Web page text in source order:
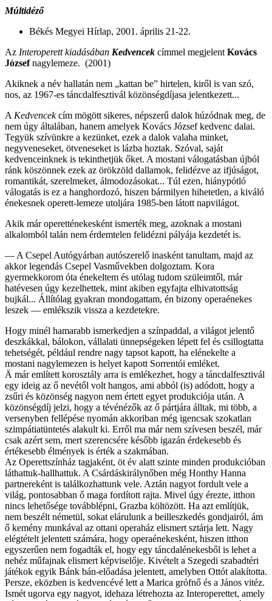
Múltidéző
Békés Megyei Hírlap, 2001. április 21-22.
Az Interoperett kiadásában Kedvencek címmel megjelent Kovács
Józsefnagylemeze. (2001)
Akiknek a név hallatán nem „kattan be” hirtelen, kiről is van szó,
nos, az 1967-es táncdalfesztivál közönségdíjasa jelentkezett...
A Kedvencekcím mögött sikeres, népszerű dalok húzódnak meg, de
nem úgy általában, hanem amelyek Kovács József kedvenc dalai.
Tegyük szívünkre a kezünket, ezek a dalok valaha minket,
negyveneseket, ötveneseket is lázba hoztak. Szóval, saját
kedvenceinknek is tekinthetjük őket. A mostani válogatásban újból
ránk köszönnek ezek az örökzöld dallamok, felidézve az ifjúságot,
romantikát, szerelmeket, álmodozásokat... Túl ezen, hiánypótló
válogatás is ez a hanghordozó, hiszen bármilyen hihetetlen, a kiváló
énekesnek operett-lemeze utoljára 1985-ben látott napvilágot.
Akik már operetténekesként ismerték meg, azoknak a mostani
alkalomból talán nem érdemtelen felidézni pályája kezdetét is.
— A Csepel Autógyárban autószerelő inasként tanultam, majd az
akkor legendás Csepel Vasművekben dolgoztam. Kora
gyermekkorom óta énekeltem és utólag tudom szüleimtől, már
hatévesen úgy kezelhettek, mint akiben egyfajta elhivatottság
bujkál... Állítólag gyakran mondogattam, én bizony operaénekes
leszek — emlékszik vissza a kezdetekre.
Hogy minél hamarabb ismerkedjen a színpaddal, a világot jelentő
deszkákkal, bálokon, vállalati ünnepségeken lépett fel és csillogtatta
tehetségét, például rendre nagy tapsot kapott, ha elénekelte a
mostani nagylemezen is helyet kapott Sorrentói emléket.
Ä már említett korosztály arra is emlékezhet, hogy a táncdalfesztivál
egy ideig az ő nevétől volt hangos, ami abból (is) adódott, hogy a
zsűri és közönség nagyon nem értett egyet produkciója után. A
közönségdíj jelzi, hogy a tévénézők az ő pártjára álltak, mi több, a
versenyben fellépése nyomán akkoriban még igencsak szokatlan
szimpátiatüntetés alakult ki. Erről ma már nem szívesen beszél, már
csak azért sem, mert szerencsére később igazán érdekesebb és
értékesebb élmények is érték a szakmában.
Az Operettszínház tagjaként, öt év alatt szinte minden produkcióban
láthattuk-hallhattuk. A Csárdáskirálynőben még Honthy Hanna
partnereként is találkozhattunk vele. Aztán nagyot fordult vele a
világ, pontosabban ő maga fordított rajta. Mivel úgy érezte, itthon
nincs lehetősége továbblépni, Grazba költözött. Ha azt említjük,
nem beszélt németül, sokat elárulunk a beilleszkedés gondjairól, ám
ő kemény munkával az ottani operaház elismert sztárja lett. Nagy
elégtételt jelentett számára, hogy operaénekesként, hiszen itthon
egyszerűen nem fogadták el, hogy egy táncdalénekesből is lehet a
nehéz műfajnak elismert képviselője. Kivételt a Szegedi szabadtéri
játékok egyik Bánk bán-előadása jelentett, amelyben Ottót alakította.
Persze, eközben is kedvencévé lett a Marica grófnő és a János vitéz.
Ismét ugorva egy nagyot, idehaza létrehozta az Interoperettet, amely